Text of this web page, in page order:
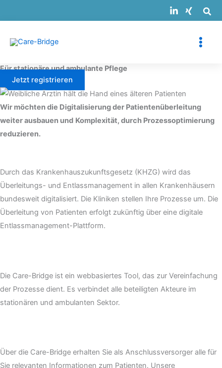
Inhalt
Für stationäre und ambulante Pflege
Jetzt registrieren
Wir möchten die Digitalisierung der Patientenüberleitung
weiter ausbauen und Komplexität, durch Prozessoptimierung
reduzieren.
Durch das Krankenhauszukunftsgesetz (KHZG) wird das
Überleitungs- und Entlassmanagement in allen Krankenhäusern
bundesweit digitalisiert. Die Kliniken stellen Ihre Prozesse um. Die
Überleitung von Patienten erfolgt zukünftig über eine digitale
Entlassmanagement-Plattform.
Die Care-Bridge ist ein webbasiertes Tool, das zur Vereinfachung
der Prozesse dient. Es verbindet alle beteiligten Akteure im
stationären und ambulanten Sektor.
Über die Care-Bridge erhalten Sie als Anschlussversorger alle für
Sie relevanten Informationen zum Patienten. Unsere